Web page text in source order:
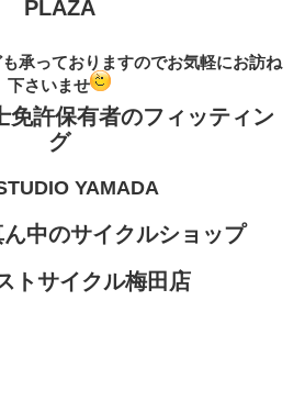
PLAZA
承っておりますのでお気軽にお訪ね
下さいませ
免許保有者のフィッティン
グ
YAMADA
中のサイクルショップ
トサイクル梅田店